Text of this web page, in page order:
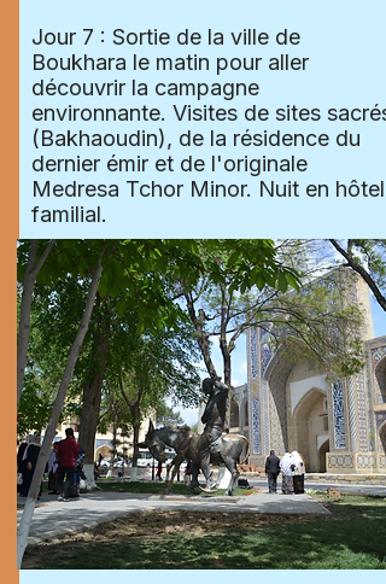
Jour 7 : Sortie de la ville de
Boukhara le matin pour aller
découvrir la campagne
environnante. Visites de sites sacrés
(Bakhaoudin), de la résidence du
dernier émir et de l'originale
Medresa Tchor Minor. Nuit en hôtel
familial.